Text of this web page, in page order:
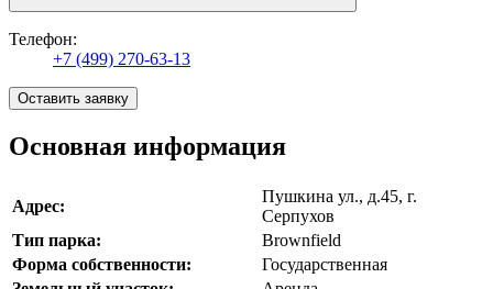
Телефон:
+7 (499) 270-63-13
Оставить заявку
Основная информация
Адрес:
Пушкина ул., д.45, г.
Серпухов
Тип парка:
Brownfield
Форма собственности:
Государственная